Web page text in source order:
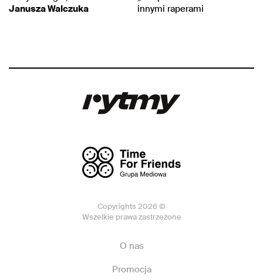
Janusza Walczuka
innymi raperami
Copyrights 2026 ©
Wszelkie prawa zastrzeżone
O nas
Promocja